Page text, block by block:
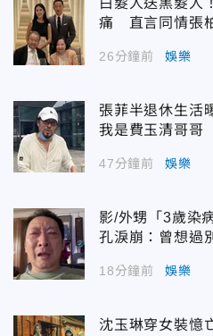
白髮人送黑髮人
痛 直言同情張
26分鐘前 娛樂
張菲半退休生活
我是費玉清哥哥
47分鐘前 娛樂
影/外甥「3歲染
孔淚崩：曾想過
18分鐘前 娛樂
沈玉琳穿女裝憶